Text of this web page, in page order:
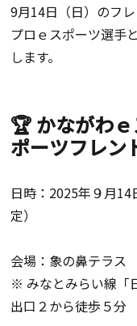
9月14日（日）のフ
プロｅスポーツ選手
します。
🏆 かながわ
ポーツフレン
日時：2025年９月
定）
会場：象の鼻テラス
※ みなとみらい線「
出口２から徒歩５分